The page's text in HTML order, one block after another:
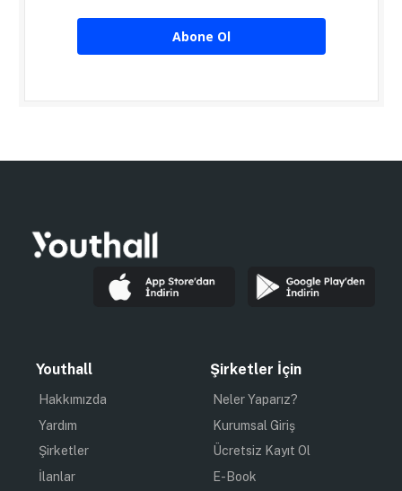
Abone Ol
Youthall
Hakkımızda
Yardım
Şirketler
İlanlar
Şirketler İçin
Neler Yaparız?
Kurumsal Giriş
Ücretsiz Kayıt Ol
E-Book